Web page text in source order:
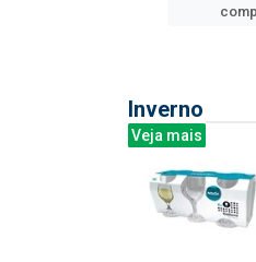
Inverno
Veja mais